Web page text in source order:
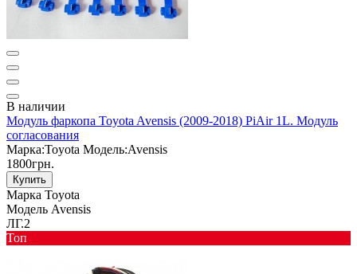
В наличии
Модуль фаркопа Toyota Avensis (2009-2018) PiAir 1L. Модуль
согласования
Марка:Toyota Модель:Avensis
1800грн.
Купить
Марка Toyota
Модель Avensis
ЛГ.2
Toп